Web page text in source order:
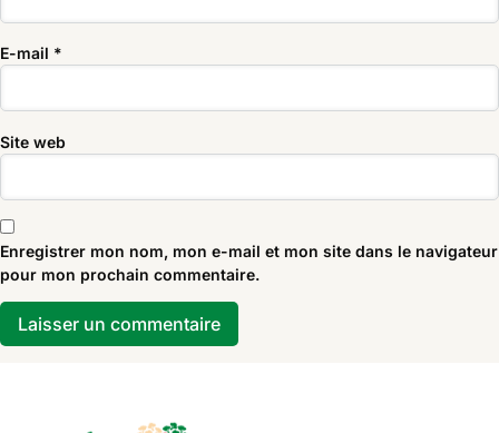
E-mail *
Site web
Enregistrer mon nom, mon e-mail et mon site dans le navigateur
pour mon prochain commentaire.